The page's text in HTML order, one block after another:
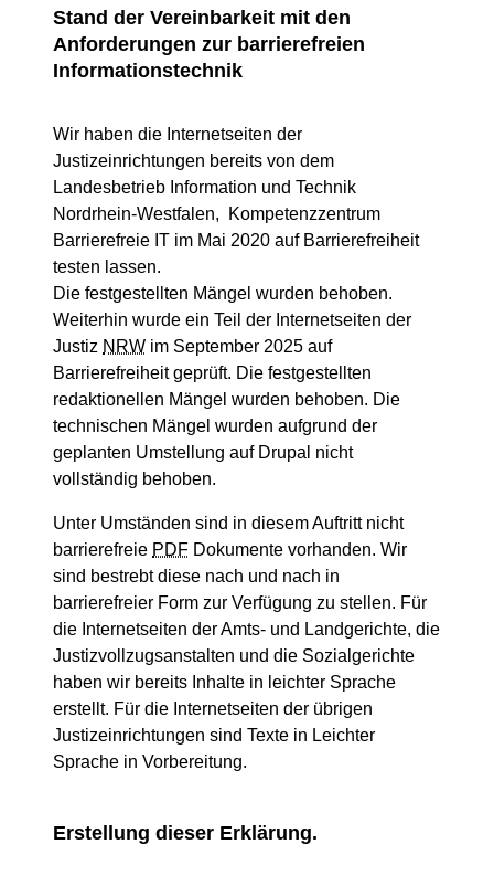
Stand der Vereinbarkeit mit den
Anforderungen zur barrierefreien
Informationstechnik
Wir haben die Internetseiten der
Justizeinrichtungen bereits von dem
Landesbetrieb Information und Technik
Nordrhein-Westfalen, Kompetenzzentrum
Barrierefreie IT im Mai 2020 auf Barrierefreiheit
testen lassen.
Die festgestellten Mängel wurden behoben.
Weiterhin wurde ein Teil der Internetseiten der
Justiz NRW im September 2025 auf
Barrierefreiheit geprüft. Die festgestellten
redaktionellen Mängel wurden behoben. Die
technischen Mängel wurden aufgrund der
geplanten Umstellung auf Drupal nicht
vollständig behoben.
Unter Umständen sind in diesem Auftritt nicht
barrierefreie PDF Dokumente vorhanden. Wir
sind bestrebt diese nach und nach in
barrierefreier Form zur Verfügung zu stellen. Für
die Internetseiten der Amts- und Landgerichte, die
Justizvollzugsanstalten und die Sozialgerichte
haben wir bereits Inhalte in leichter Sprache
erstellt. Für die Internetseiten der übrigen
Justizeinrichtungen sind Texte in Leichter
Sprache in Vorbereitung.
Erstellung dieser Erklärung.